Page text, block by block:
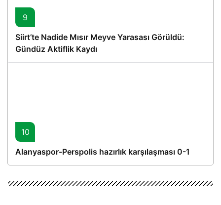
9
Siirt’te Nadide Mısır Meyve Yarasası Görüldü:
Gündüz Aktiflik Kaydı
10
Alanyaspor-Perspolis hazırlık karşılaşması 0-1